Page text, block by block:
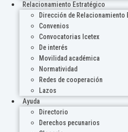
Relacionamiento Estratégico
Dirección de Relacionamiento
Convenios
Convocatorias Icetex
De interés
Movilidad académica
Normatividad
Redes de cooperación
Lazos
Ayuda
Directorio
Derechos pecunarios